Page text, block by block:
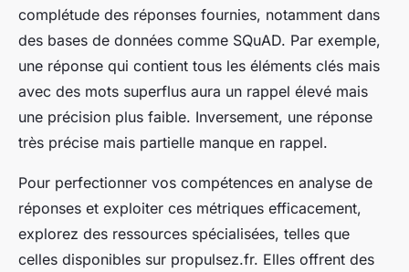
complétude des réponses fournies, notamment dans
des bases de données comme SQuAD. Par exemple,
une réponse qui contient tous les éléments clés mais
avec des mots superflus aura un rappel élevé mais
une précision plus faible. Inversement, une réponse
très précise mais partielle manque en rappel.
Pour perfectionner vos compétences en analyse de
réponses et exploiter ces métriques efficacement,
explorez des ressources spécialisées, telles que
celles disponibles sur propulsez.fr. Elles offrent des